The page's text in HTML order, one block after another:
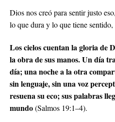
Dios nos creó para sentir justo
lo que dura y lo que tiene
Los cielos cuentan la gloria de
la obra de sus manos. Un día
día; una noche a la otra
sin lenguaje, sin una voz
resuena su eco; sus palabras
mundo(Salmos 19:1–4).